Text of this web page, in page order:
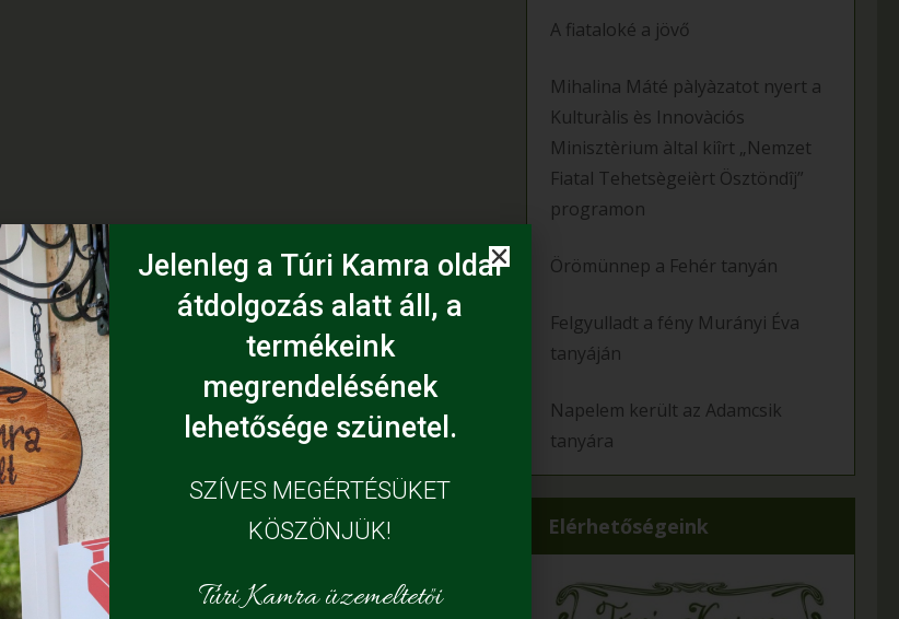
A fiataloké a jövő
Mihalina Máté pàlyàzatot nyert a
Kulturàlis ès Innovàciós
Minisztèrium àltal kiîrt „Nemzet
Fiatal Tehetsègeièrt Ösztöndîj”
programon
Örömünnep a Fehér tanyán
Felgyulladt a fény Murányi Éva
tanyáján
Napelem került az Adamcsik
tanyára
Elérhetőségeink
Jelenleg a Túri Kamra oldal
átdolgozás alatt áll, a
termékeink
megrendelésének
lehetősége szünetel.
SZÍVES MEGÉRTÉSÜKET
KÖSZÖNJÜK!
Túri Kamra üzemeltetői